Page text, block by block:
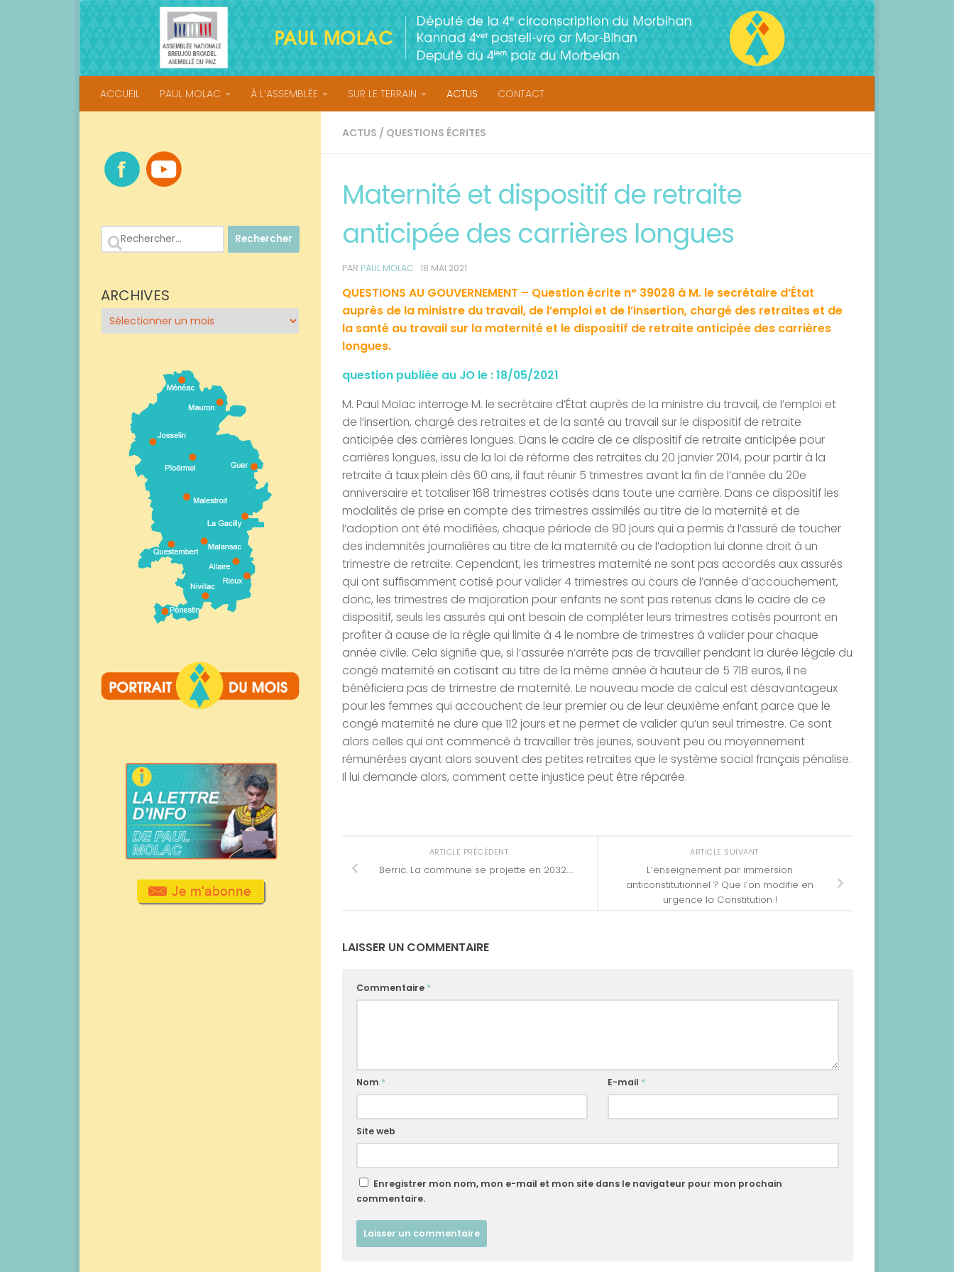
Skip to content
ACCUEIL PAUL MOLAC À L’ASSEMBLÉE SUR LE TERRAIN ACTUS CONTACT
ACTUS / QUESTIONS ÉCRITES
Maternité et dispositif de retraite
anticipée des carrières longues
PAR PAUL MOLAC · 18 MAI 2021
QUESTIONS AU GOUVERNEMENT – Question écrite n° 39028 à M. le secrétaire d’État
auprès de la ministre du travail, de l’emploi et de l’insertion, chargé des retraites et de
la santé au travail sur la maternité et le dispositif de retraite anticipée des carrières
longues.
question publiée au JO le : 18/05/2021
M. Paul Molac interroge M. le secrétaire d’État auprès de la ministre du travail, de l’emploi et
de l’insertion, chargé des retraites et de la santé au travail sur le dispositif de retraite
anticipée des carrières longues. Dans le cadre de ce dispositif de retraite anticipée pour
carrières longues, issu de la loi de réforme des retraites du 20 janvier 2014, pour partir à la
retraite à taux plein dès 60 ans, il faut réunir 5 trimestres avant la fin de l’année du 20e
anniversaire et totaliser 168 trimestres cotisés dans toute une carrière. Dans ce dispositif les
modalités de prise en compte des trimestres assimilés au titre de la maternité et de
l’adoption ont été modifiées, chaque période de 90 jours qui a permis à l’assuré de toucher
des indemnités journalières au titre de la maternité ou de l’adoption lui donne droit à un
trimestre de retraite. Cependant, les trimestres maternité ne sont pas accordés aux assurés
qui ont suffisamment cotisé pour valider 4 trimestres au cours de l’année d’accouchement,
donc, les trimestres de majoration pour enfants ne sont pas retenus dans le cadre de ce
dispositif, seuls les assurés qui ont besoin de compléter leurs trimestres cotisés pourront en
profiter à cause de la règle qui limite à 4 le nombre de trimestres à valider pour chaque
année civile. Cela signifie que, si l’assurée n’arrête pas de travailler pendant la durée légale du
congé maternité en cotisant au titre de la même année à hauteur de 5 718 euros, il ne
bénéficiera pas de trimestre de maternité. Le nouveau mode de calcul est désavantageux
pour les femmes qui accouchent de leur premier ou de leur deuxième enfant parce que le
congé maternité ne dure que 112 jours et ne permet de valider qu’un seul trimestre. Ce sont
alors celles qui ont commencé à travailler très jeunes, souvent peu ou moyennement
rémunérées ayant alors souvent des petites retraites que le système social français pénalise.
Il lui demande alors, comment cette injustice peut être réparée.
ARTICLE SUIVANT
L’enseignement par immersion
anticonstitutionnel ? Que l’on modifie en
urgence la Constitution !
ARTICLE PRÉCÉDENT
Berric. La commune se projette en 2032….
LAISSER UN COMMENTAIRE
Commentaire *
Nom * E-mail *
Site web
Enregistrer mon nom, mon e-mail et mon site dans le navigateur pour mon prochain
commentaire.
Rechercher :
ARCHIVES
Archives